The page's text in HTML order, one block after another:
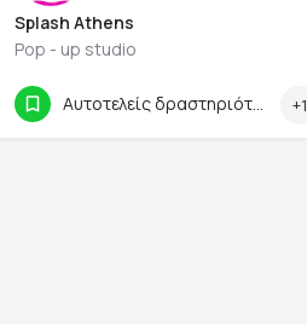
Splash Athens
Pop - up studio
6972008986
+1